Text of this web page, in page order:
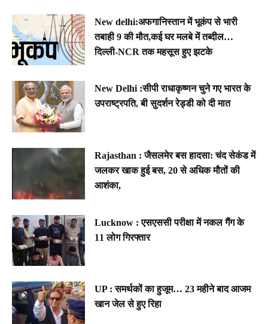
New delhi:अफगानिस्तान में भूकंप से भारी
तबाही 9 की मौत,कई घर मलबे में तब्दील…
दिल्ली-NCR तक महसूस हुए झटके
New Delhi :सीपी राधाकृष्णन चुने गए भारत के
उपराष्ट्रपति, बी सुदर्शन रेड्डी को दी मात
Rajasthan : जैसलमेर बस हादसा: चंद सेकंड में
जलकर खाक हुई बस, 20 से अधिक मौतों की
आशंका,
Lucknow : एसएससी परीक्षा में नकल गैंग के
11 लोग गिरफ्तार
UP : समर्थकों का हुजूम… 23 महीने बाद आजम
खान जेल से हुए रिहा